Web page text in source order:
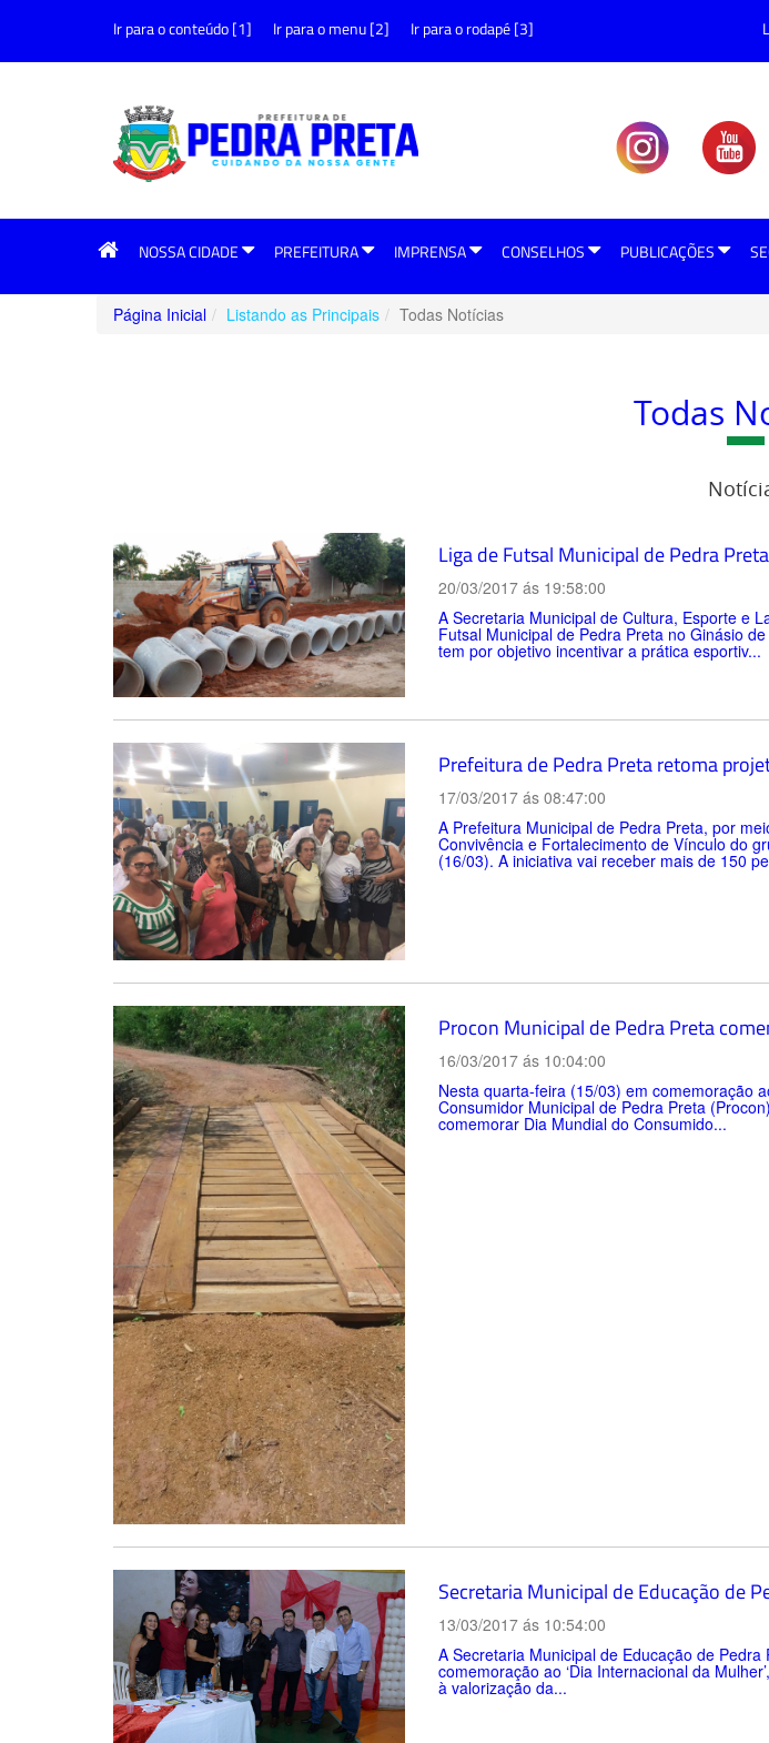
Ir para o conteúdo [1] Ir para o menu [2] Ir para o rodapé [3]
NOSSA CIDADE PREFEITURA IMPRENSA CONSELHOS PUBLICAÇÕES
Página Inicial Listando as Principais Todas Notícias
Todas
Liga de Futsal Municipal de Pedra
20/03/2017 ás 19:58:00
A Secretaria Municipal de Cultura, Esporte e
Futsal Municipal de Pedra Preta no Ginásio
tem por objetivo incentivar a prática esportiv...
Prefeitura de Pedra Preta retoma
17/03/2017 ás 08:47:00
A Prefeitura Municipal de Pedra Preta, por
Convivência e Fortalecimento de Vínculo do
(16/03). A iniciativa vai receber mais de 150
Procon Municipal de Pedra Preta
16/03/2017 ás 10:04:00
Nesta quarta-feira (15/03) em comemoração
Consumidor Municipal de Pedra Preta
comemorar Dia Mundial do Consumido...
Secretaria Municipal de Educação de
13/03/2017 ás 10:54:00
A Secretaria Municipal de Educação de
comemoração ao ‘Dia Internacional da
à valorização da...